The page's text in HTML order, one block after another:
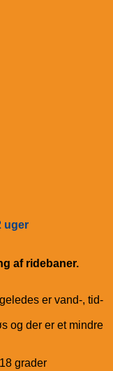
uger
af ridebaner.
er vand-, tid-
og der er et mindre
grader